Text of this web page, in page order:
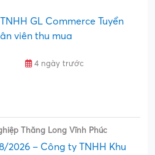
GL Commerce Tuyển
viên thu mua
4 ngày trước
Thăng Long Vĩnh Phúc
2026 – Công ty TNHH Khu